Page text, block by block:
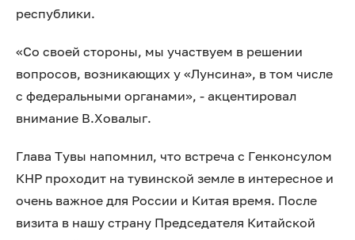
республики.
«Со своей стороны, мы участвуем в решении
вопросов, возникающих у «Лунсина», в том числе
с федеральными органами», - акцентировал
внимание В.Ховалыг.
Глава Тувы напомнил, что встреча с Генконсулом
КНР проходит на тувинской земле в интересное и
очень важное для России и Китая время. После
визита в нашу страну Председателя Китайской